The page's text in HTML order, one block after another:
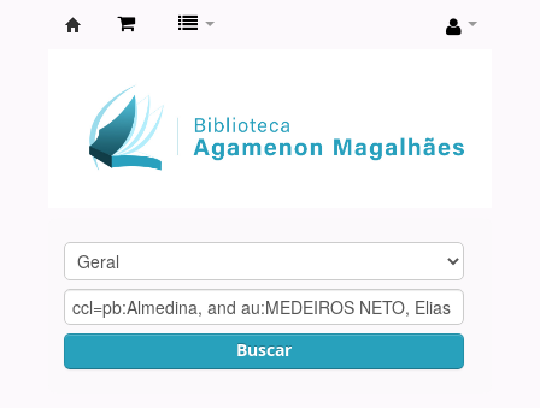
Agamenon
Magalhães
Buscar